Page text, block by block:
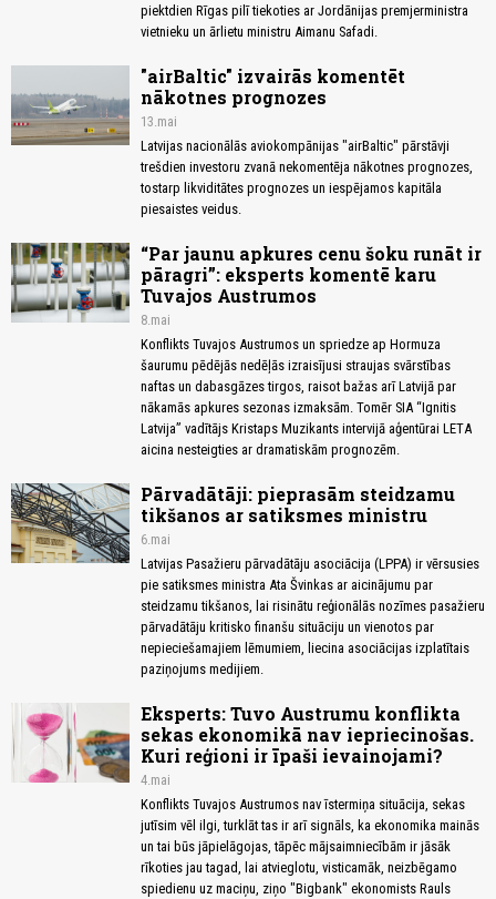
piektdien Rīgas pilī tiekoties ar Jordānijas premjerministra
vietnieku un ārlietu ministru Aimanu Safadi.
"airBaltic" izvairās komentēt
nākotnes prognozes
13.mai
Latvijas nacionālās aviokompānijas "airBaltic" pārstāvji
trešdien investoru zvanā nekomentēja nākotnes prognozes,
tostarp likviditātes prognozes un iespējamos kapitāla
piesaistes veidus.
“Par jaunu apkures cenu šoku runāt ir
pāragri”: eksperts komentē karu
Tuvajos Austrumos
8.mai
Konflikts Tuvajos Austrumos un spriedze ap Hormuza
šaurumu pēdējās nedēļās izraisījusi straujas svārstības
naftas un dabasgāzes tirgos, raisot bažas arī Latvijā par
nākamās apkures sezonas izmaksām. Tomēr SIA “Ignitis
Latvija” vadītājs Kristaps Muzikants intervijā aģentūrai LETA
aicina nesteigties ar dramatiskām prognozēm.
Pārvadātāji: pieprasām steidzamu
tikšanos ar satiksmes ministru
6.mai
Latvijas Pasažieru pārvadātāju asociācija (LPPA) ir vērsusies
pie satiksmes ministra Ata Švinkas ar aicinājumu par
steidzamu tikšanos, lai risinātu reģionālās nozīmes pasažieru
pārvadātāju kritisko finanšu situāciju un vienotos par
nepieciešamajiem lēmumiem, liecina asociācijas izplatītais
paziņojums medijiem.
Eksperts: Tuvo Austrumu konflikta
sekas ekonomikā nav iepriecinošas.
Kuri reģioni ir īpaši ievainojami?
4.mai
Konflikts Tuvajos Austrumos nav īstermiņa situācija, sekas
jutīsim vēl ilgi, turklāt tas ir arī signāls, ka ekonomika mainās
un tai būs jāpielāgojas, tāpēc mājsaimniecībām ir jāsāk
rīkoties jau tagad, lai atvieglotu, visticamāk, neizbēgamo
spiedienu uz maciņu, ziņo "Bigbank" ekonomists Rauls